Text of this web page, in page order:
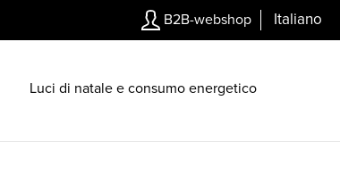
B2B-webshop Italiano
Luci di natale e consumo energetico